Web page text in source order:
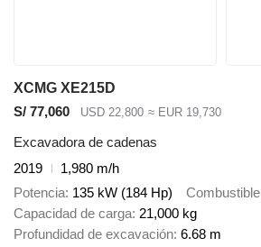
XCMG XE215D
S/ 77,060
USD 22,800 ≈ EUR 19,730
Excavadora de cadenas
2019
1,980 m/h
Potencia 135 kW (184 Hp) Combustible
Capacidad de carga 21,000 kg
Profundidad de excavación 6.68 m